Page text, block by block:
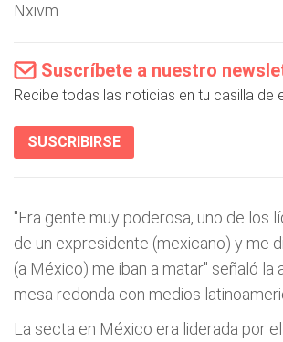
Nxivm.
Suscríbete a nuestro
Recibe todas las noticias en tu casilla de
SUSCRIBIRSE
"Era gente muy poderosa, uno de los
de un expresidente (mexicano) y me
(a México) me iban a matar" señaló la
mesa redonda con medios
La secta en México era liderada por el